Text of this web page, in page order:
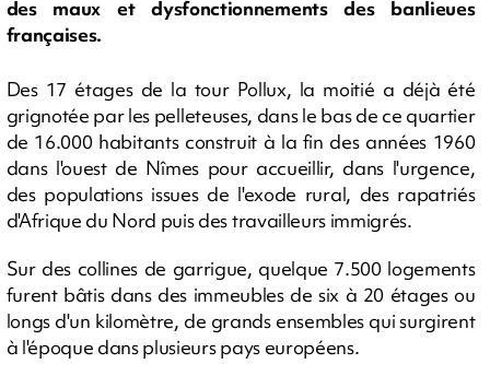
des maux et dysfonctionnements des banlieues
françaises.
Des 17 étages de la tour Pollux, la moitié a déjà été
grignotée par les pelleteuses, dans le bas de ce quartier
de 16.000 habitants construit à la fin des années 1960
dans l'ouest de Nîmes pour accueillir, dans l'urgence,
des populations issues de l'exode rural, des rapatriés
d'Afrique du Nord puis des travailleurs immigrés.
Sur des collines de garrigue, quelque 7.500 logements
furent bâtis dans des immeubles de six à 20 étages ou
longs d'un kilomètre, de grands ensembles qui surgirent
à l'époque dans plusieurs pays européens.